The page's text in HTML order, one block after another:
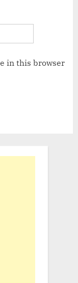
in this browser